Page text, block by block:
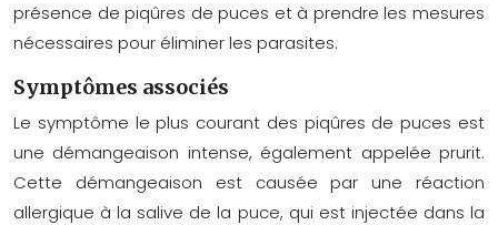
présence de piqûres de puces et à prendre les mesures
nécessaires pour éliminer les parasites.
Symptômes associés
Le symptôme le plus courant des piqûres de puces est
une démangeaison intense, également appelée prurit.
Cette démangeaison est causée par une réaction
allergique à la salive de la puce, qui est injectée dans la